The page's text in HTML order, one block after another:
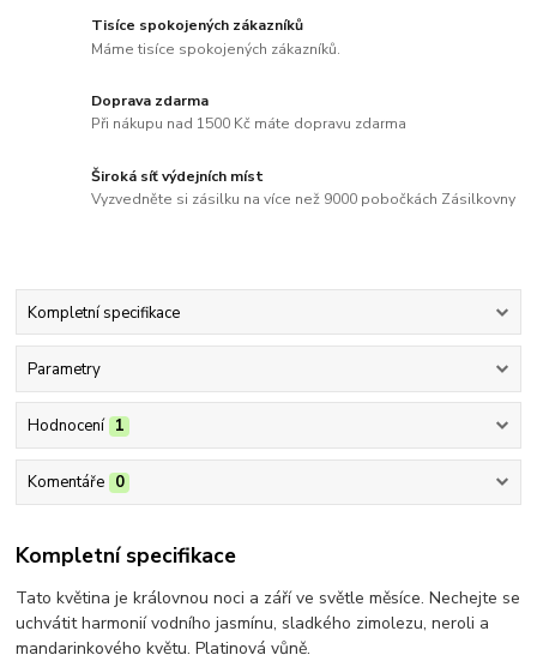
Tisíce spokojených zákazníků
Máme tisíce spokojených zákazníků.
Doprava zdarma
Při nákupu nad 1500 Kč máte dopravu zdarma
Široká síť výdejních míst
Vyzvedněte si zásilku na více než 9000 pobočkách Zásilkovny
Kompletní specifikace
Parametry
Hodnocení 1
Komentáře 0
Kompletní specifikace
Tato květina je královnou noci a září ve světle měsíce. Nechejte se
uchvátit harmonií vodního jasmínu, sladkého zimolezu, neroli a
mandarinkového květu. Platinová vůně.